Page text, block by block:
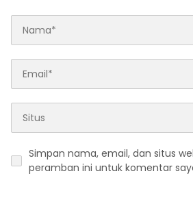
Simpan nama, email, dan situs
peramban ini untuk komentar